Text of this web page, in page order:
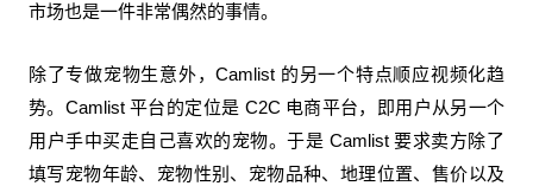
市场也是一件非常偶然的事情。
除了专做宠物生意外，Camlist 的另一个特点顺应视频化趋
势。Camlist 平台的定位是 C2C 电商平台，即用户从另一个
用户手中买走自己喜欢的宠物。于是 Camlist 要求卖方除了
填写宠物年龄、宠物性别、宠物品种、地理位置、售价以及